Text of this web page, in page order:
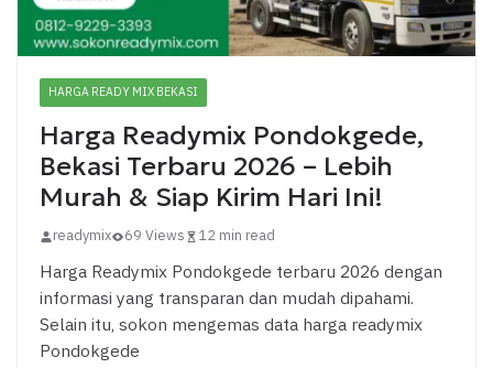
HARGA READY MIX BEKASI
Harga Readymix Pondokgede,
Bekasi Terbaru 2026 – Lebih
Murah & Siap Kirim Hari Ini!
readymix 69 Views 12 min read
Harga Readymix Pondokgede terbaru 2026 dengan
informasi yang transparan dan mudah dipahami.
Selain itu, sokon mengemas data harga readymix
Pondokgede